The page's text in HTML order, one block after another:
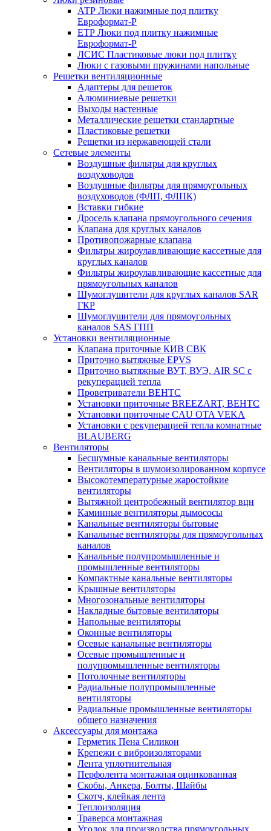
АТР Люки нажимные под плитку
Евроформат-Р
ЕТР Люки под плитку нажимные
Евроформат-Р
ЛСИС Пластиковые люки под плитку
Люки с газовыми пружинами напольные
Решетки вентиляционные
Адаптеры для решеток
Алюминиевые решетки
Выходы настенные
Металлические решетки стандартные
Пластиковые решетки
Решетки из нержавеющей стали
Сетевые элементы
Воздушные фильтры для круглых
воздуховодов
Воздушные фильтры для прямоугольных
воздуховодов (ФЛП, ФЛПК)
Вставки гибкие
Дросель клапана прямоугольного сечения
Клапана для круглых каналов
Противопожарные клапана
Фильтры жироулавливающие кассетные для
круглых каналов
Фильтры жироулавливающие кассетные для
прямоугольных каналов
Шумоглушители для круглых каналов SAR
ГКР
Шумоглушители для прямоугольных
каналов SAS ГПП
Установки вентиляционные
Клапана приточные КИВ СВК
Приточно вытяжные EPVS
Приточно вытяжные ВУТ, ВУЭ, AIR SC с
рекуперацией тепла
Проветриватели ВЕНТС
Установки приточные BREEZART, ВЕНТС
Установки приточные CAU OTA VEKA
Установки с рекуперацией тепла комнатные
BLAUBERG
Вентиляторы
Бесшумные канальные вентиляторы
Вентиляторы в шумоизолированном корпусе
Высокотемпературные жаростойкие
вентиляторы
Вытяжной центробежный вентилятор вцн
Каминные вентиляторы дымососы
Канальные вентиляторы бытовые
Канальные вентиляторы для прямоугольных
каналов
Канальные полупромышленные и
промышленные вентиляторы
Компактные канальные вентиляторы
Крышные вентиляторы
Многозональные вентиляторы
Накладные бытовые вентиляторы
Напольные вентиляторы
Оконные вентиляторы
Осевые канальные вентиляторы
Осевые промышленные и
полупромышленные вентиляторы
Потолочные вентиляторы
Радиальные полупромышленные
вентиляторы
Радиальные промышленные вентиляторы
общего назначения
Аксессуары для монтажа
Герметик Пена Силикон
Крепежи с виброизоляторами
Лента уплотнительная
Перфолента монтажная оцинкованная
Скобы, Анкера, Болты, Шайбы
Скотч, клейкая лента
Теплоизоляция
Траверса монтажная
Уголок для производства прямоугольных